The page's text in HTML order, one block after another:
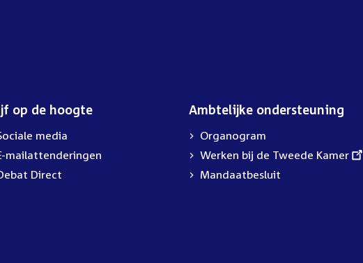
op de hoogte
media
mailattenderingen
Direct
Ambtelijke ondersteuning
Organogram
External
link:
Werken bij de Tweede Kamer
Mandaatbesluit